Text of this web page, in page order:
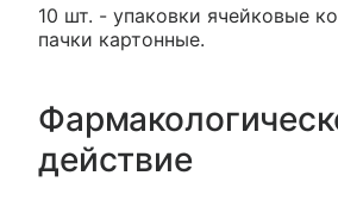
10 шт. - упаковки ячейковые
пачки картонные.
действие